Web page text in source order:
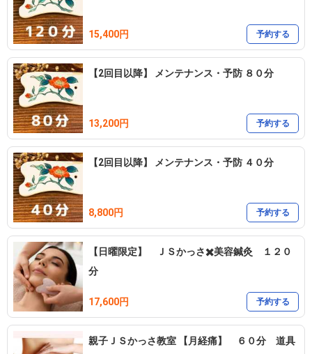
体調不良等、やむを得ないご事情のある時はご連絡ください。
15,400円 予約する
【2回目以降】 メンテナンス・予防 ８０分
13,200円 予約する
【2回目以降】 メンテナンス・予防 ４０分
8,800円 予約する
【日曜限定】 ＪＳかっさ✖️美容鍼灸 １２０
分
17,600円 予約する
親子ＪＳかっさ教室 【月経痛】 ６０分 道具